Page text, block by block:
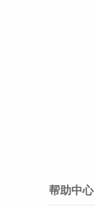
帮助中心